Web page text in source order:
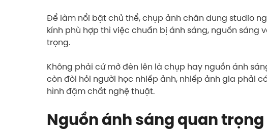
Để làm nổi bật chủ thể, chụp ảnh chân dung studio
kính phù hợp thì việc chuẩn bị ánh sáng, nguồn sáng
trọng.
Không phải cứ mở đèn lên là chụp hay nguồn ánh
còn đòi hỏi người học nhiếp ảnh, nhiếp ảnh gia phải
hình đậm chất nghệ thuật.
Nguồn ánh sáng quan